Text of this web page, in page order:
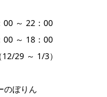
～ 22：00
18：00
29 ～ 1/3）
のぼりん